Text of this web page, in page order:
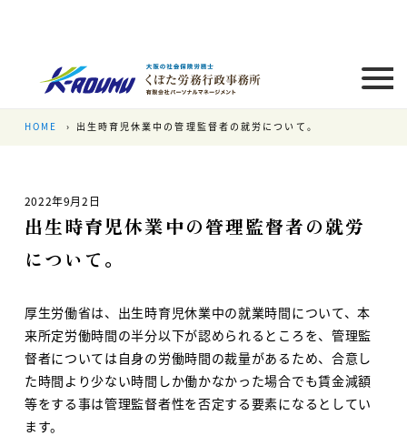
HOME 出生時育児休業中の管理監督者の就労について。
2022年9月2日
出生時育児休業中の管理監督者の就労
について。
厚生労働省は、出生時育児休業中の就業時間について、本
来所定労働時間の半分以下が認められるところを、管理監
督者については自身の労働時間の裁量があるため、合意し
た時間より少ない時間しか働かなかった場合でも賃金減額
等をする事は管理監督者性を否定する要素になるとしてい
ます。